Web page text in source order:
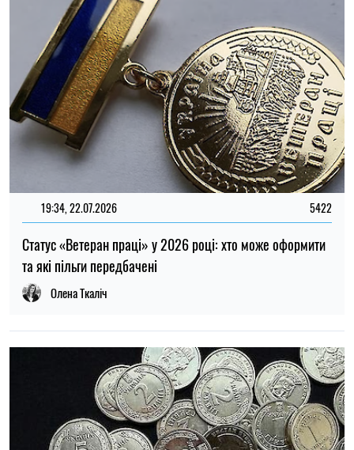
Олена Ткаліч
22:30, 23.07.2026
Українцям виплатять до 37 800 грн: хто може отримати
нову допомогу від «Карітасу»
Олена Ткаліч